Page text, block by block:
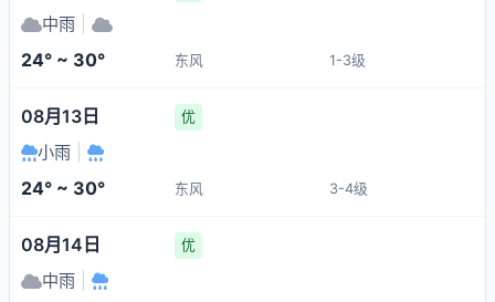
中雨
24° ~ 30° 东风 1-3级
08月13日 优
小雨
24° ~ 30° 东风 3-4级
08月14日 优
中雨